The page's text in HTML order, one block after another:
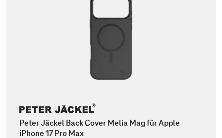
Peter Jäckel Back Cover Melia Mag für Apple
iPhone 17 Pro Max